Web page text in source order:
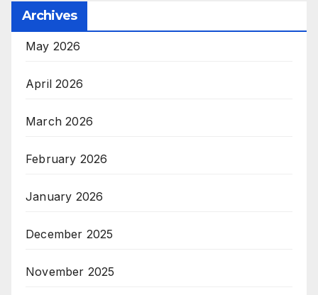
Archives
May 2026
April 2026
March 2026
February 2026
January 2026
December 2025
November 2025